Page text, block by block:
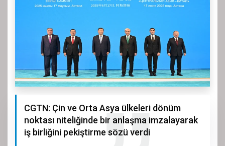
CGTN: Çin ve Orta Asya ülkeleri dönüm
noktası niteliğinde bir anlaşma imzalayarak
iş birliğini pekiştirme sözü verdi